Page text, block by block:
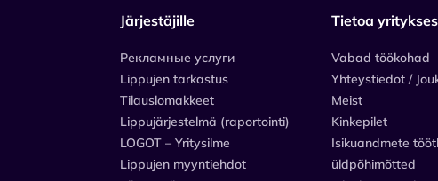
Järjestäjille
Рекламные услуги
Lippujen tarkastus
Tilauslomakkeet
Lippujärjestelmä (raportointi)
LOGOT – Yritysilme
Lippujen myyntiehdot
Tietoa
Vabad töökohad
Yhteystiedot /
Meist
Kinkepilet
Isikuandmete
üldpõhimõtted